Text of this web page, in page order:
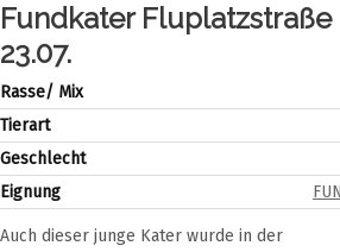
Fundkater Fluplatzstraße
23.07.
Rasse/ Mix
Tierart
Geschlecht
Eignung
Auch dieser junge Kater wurde in der